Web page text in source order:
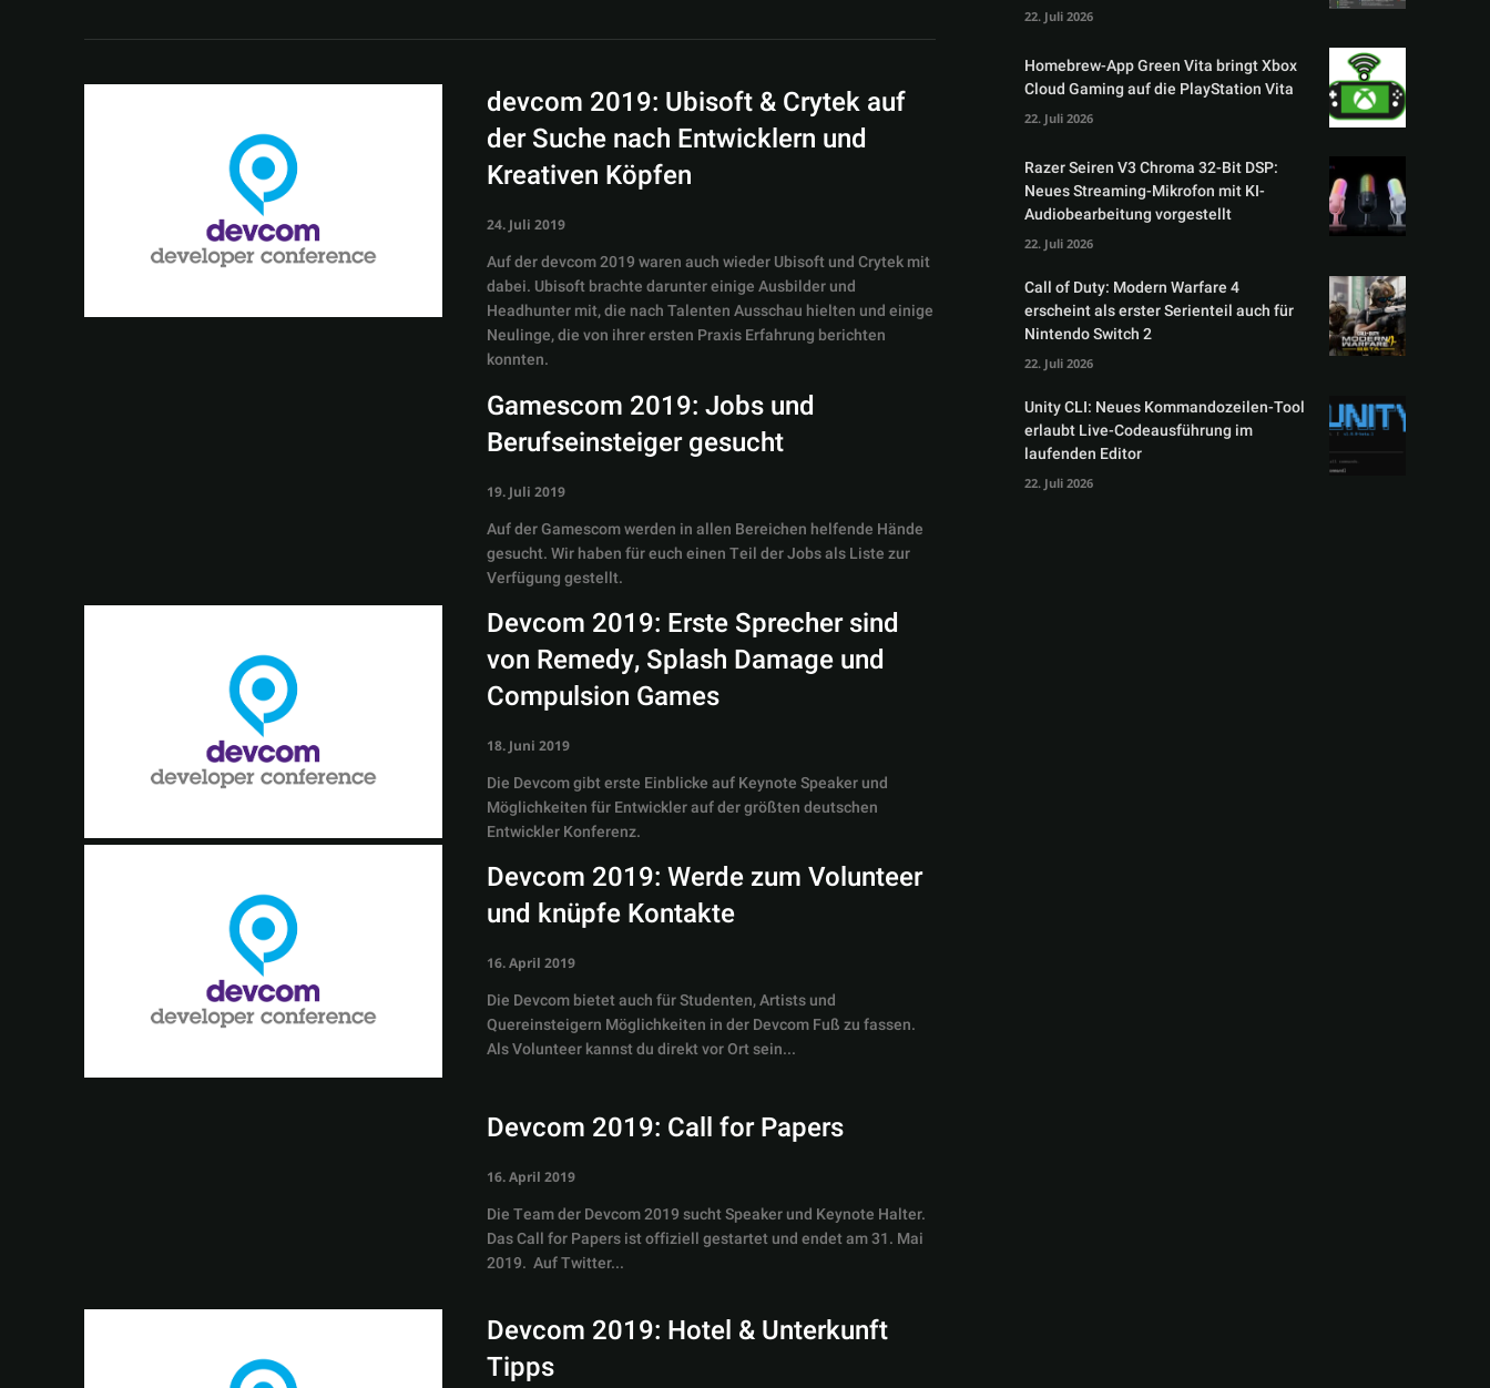
devcom 2019: Ubisoft & Crytek auf
der Suche nach Entwicklern und
Kreativen Köpfen
24. Juli 2019
Auf der devcom 2019 waren auch wieder Ubisoft und Crytek mit
dabei. Ubisoft brachte darunter einige Ausbilder und
Headhunter mit, die nach Talenten Ausschau hielten und einige
Neulinge, die von ihrer ersten Praxis Erfahrung berichten
konnten.
Gamescom 2019: Jobs und
Berufseinsteiger gesucht
19. Juli 2019
Auf der Gamescom werden in allen Bereichen helfende Hände
gesucht. Wir haben für euch einen Teil der Jobs als Liste zur
Verfügung gestellt.
Devcom 2019: Erste Sprecher sind
von Remedy, Splash Damage und
Compulsion Games
18. Juni 2019
Die Devcom gibt erste Einblicke auf Keynote Speaker und
Möglichkeiten für Entwickler auf der größten deutschen
Entwickler Konferenz.
Devcom 2019: Werde zum Volunteer
und knüpfe Kontakte
16. April 2019
Die Devcom bietet auch für Studenten, Artists und
Quereinsteigern Möglichkeiten in der Devcom Fuß zu fassen.
Als Volunteer kannst du direkt vor Ort sein...
Devcom 2019: Call for Papers
16. April 2019
Die Team der Devcom 2019 sucht Speaker und Keynote Halter.
Das Call for Papers ist offiziell gestartet und endet am 31. Mai
2019. Auf Twitter...
Devcom 2019: Hotel & Unterkunft
Tipps
22. Juli 2026
Homebrew-App Green Vita bringt Xbox
Cloud Gaming auf die PlayStation Vita
22. Juli 2026
Razer Seiren V3 Chroma 32-Bit DSP:
Neues Streaming-Mikrofon mit KI-
Audiobearbeitung vorgestellt
22. Juli 2026
Call of Duty: Modern Warfare 4
erscheint als erster Serienteil auch für
Nintendo Switch 2
22. Juli 2026
Unity CLI: Neues Kommandozeilen-Tool
erlaubt Live-Codeausführung im
laufenden Editor
22. Juli 2026